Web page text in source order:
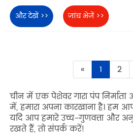
और देखें >> जांच भेजें >>
« 1 2
चीन में एक पेशेवर गारा पंप
में, हमारा अपना कारखाना है। हम
यदि आप हमारे उच्च-गुणवत्ता और
रखते हैं, तो संपर्क करें!